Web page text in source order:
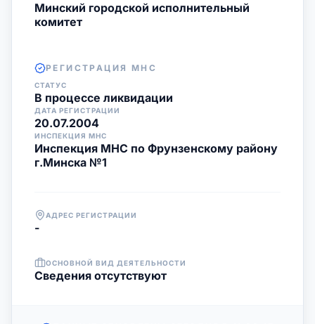
Минский городской исполнительный
комитет
РЕГИСТРАЦИЯ МНС
СТАТУС
В процессе ликвидации
ДАТА РЕГИСТРАЦИИ
20.07.2004
ИНСПЕКЦИЯ МНС
Инспекция МНС по Фрунзенскому району
г.Минска №1
АДРЕС РЕГИСТРАЦИИ
-
ОСНОВНОЙ ВИД ДЕЯТЕЛЬНОСТИ
Cведения отсутствуют